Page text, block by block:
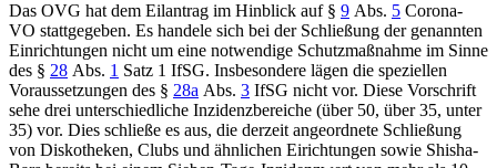
Das OVG hat dem Eilantrag im Hinblick auf § 9 Abs. 5 Corona-
VO stattgegeben. Es handele sich bei der Schließung der genannten
Einrichtungen nicht um eine notwendige Schutzmaßnahme im Sinne
des § 28 Abs. 1 Satz 1 IfSG. Insbesondere lägen die speziellen
Voraussetzungen des § 28a Abs. 3 IfSG nicht vor. Diese Vorschrift
sehe drei unterschiedliche Inzidenzbereiche (über 50, über 35, unter
35) vor. Dies schließe es aus, die derzeit angeordnete Schließung
von Diskotheken, Clubs und ähnlichen Eirichtungen sowie Shisha-